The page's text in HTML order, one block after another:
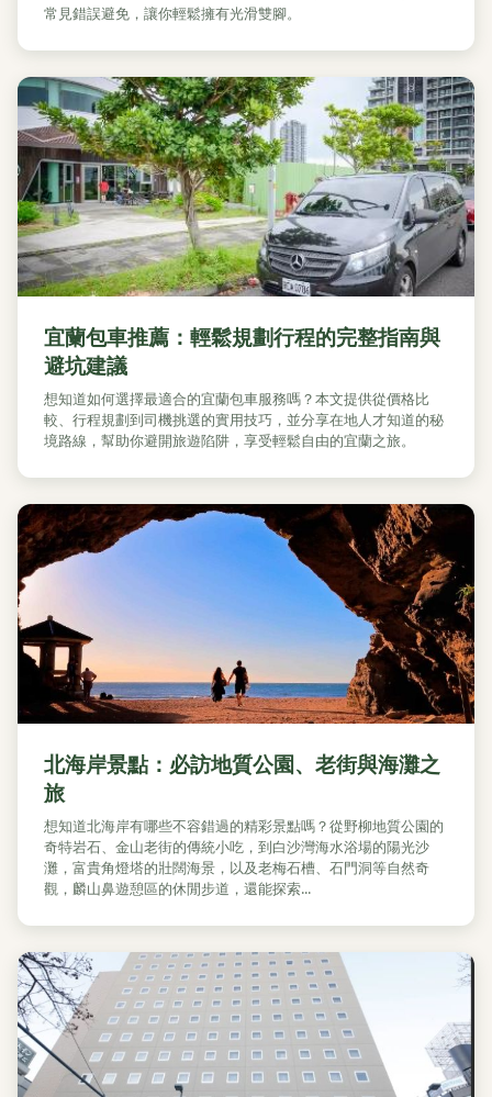
常見錯誤避免，讓你輕鬆擁有光滑雙腳。
宜蘭包車推薦：輕鬆規劃行程的完整指南與
避坑建議
想知道如何選擇最適合的宜蘭包車服務嗎？本文提供從價格比
較、行程規劃到司機挑選的實用技巧，並分享在地人才知道的秘
境路線，幫助你避開旅遊陷阱，享受輕鬆自由的宜蘭之旅。
北海岸景點：必訪地質公園、老街與海灘之
旅
想知道北海岸有哪些不容錯過的精彩景點嗎？從野柳地質公園的
奇特岩石、金山老街的傳統小吃，到白沙灣海水浴場的陽光沙
灘，富貴角燈塔的壯闊海景，以及老梅石槽、石門洞等自然奇
觀，麟山鼻遊憩區的休閒步道，還能探索...